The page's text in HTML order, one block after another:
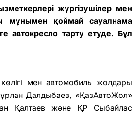
жүргізушілер мен
мұнымен қоймай сауалнама
автокресло тарту етуде. Бұл
мен автомобиль жолдары
Далдыбаев, «ҚазАвтоЖол»
Қалтаев және ҚР Сыбайлас